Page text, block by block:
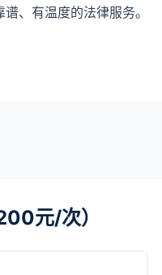
、有温度的法律服务。
元/次）